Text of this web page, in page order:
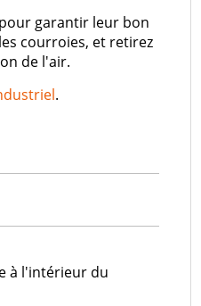
garantir leur bon
courroies, et retirez
de l'air.
.
à l'intérieur du